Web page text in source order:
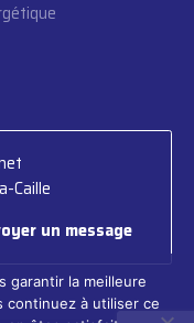
Caille
un message
garantir la meilleure
continuez à utiliser ce